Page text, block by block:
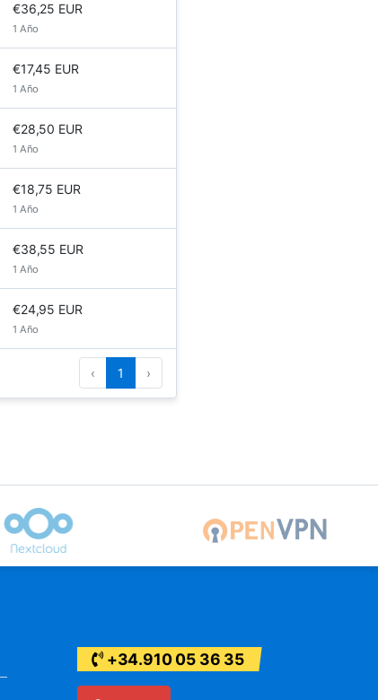
€36,25 EUR
1 Año
€17,45 EUR
1 Año
€28,50 EUR
1 Año
€18,75 EUR
1 Año
€38,55 EUR
1 Año
€24,95 EUR
1 Año
‹ 1 ›
+34.910 05 36 35